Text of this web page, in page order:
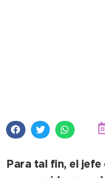
Para tal fin, el jefe